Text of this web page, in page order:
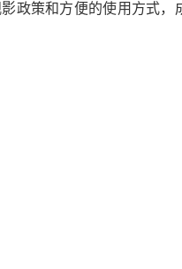
政策和方便的使用方式，